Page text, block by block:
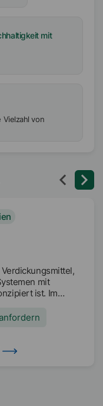
mit
Vielzahl von
Verdickungsmittel,
mit
ist. Im
auf.
Wirksamkeit